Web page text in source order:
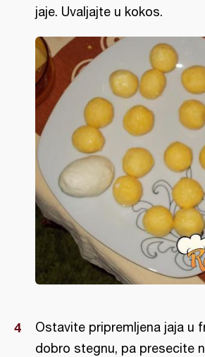
jaje. Uvaljajte u kokos.
Ostavite pripremljena jaja u
dobro stegnu, pa presecite